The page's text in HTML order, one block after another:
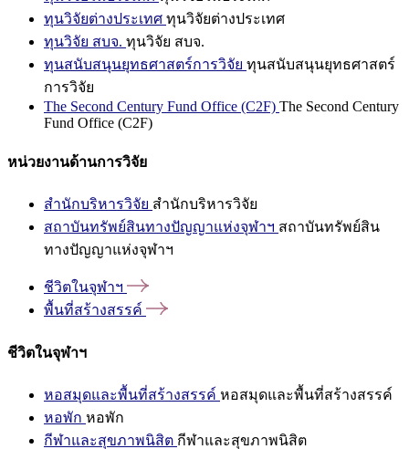
ทุนวิจัยต่างประเทศ ทุนวิจัยต่างประเทศ
ทุนวิจัย สบจ. ทุนวิจัย สบจ.
ทุนสนับสนุนยุทธศาสตร์การวิจัย ทุนสนับสนุนยุทธศาสตร์
การวิจัย
The Second Century Fund Office (C2F) The Second Century
Fund Office (C2F)
หน่วยงานด้านการวิจัย
สำนักบริหารวิจัย สำนักบริหารวิจัย
สถาบันทรัพย์สินทางปัญญาแห่งจุฬาฯ สถาบันทรัพย์สิน
ทางปัญญาแห่งจุฬาฯ
ชีวิตในจุฬาฯ
พื้นที่สร้างสรรค์
ชีวิตในจุฬาฯ
หอสมุดและพื้นที่สร้างสรรค์ หอสมุดและพื้นที่สร้างสรรค์
หอพัก หอพัก
กีฬาและสุขภาพนิสิต กีฬาและสุขภาพนิสิต